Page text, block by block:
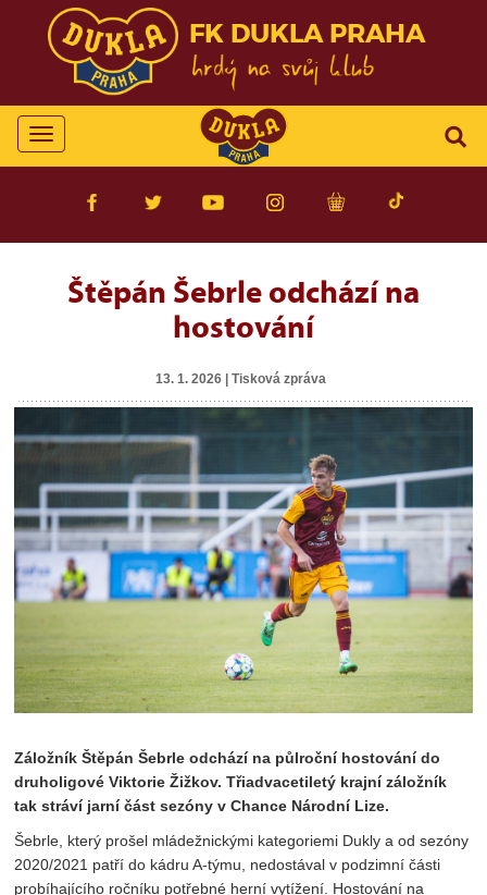
FK DUKLA PRAHA
Toggle
navigation
Štěpán Šebrle odchází na
hostování
13. 1. 2026 | Tisková zpráva
Záložník Štěpán Šebrle odchází na půlroční hostování do
druholigové Viktorie Žižkov. Třiadvacetiletý krajní záložník
tak stráví jarní část sezóny v Chance Národní Lize.
Šebrle, který prošel mládežnickými kategoriemi Dukly a od sezóny
2020/2021 patří do kádru A-týmu, nedostával v podzimní části
probíhajícího ročníku potřebné herní vytížení. Hostování na